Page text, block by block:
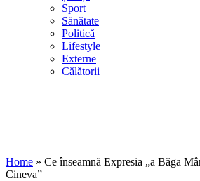
Sport
Sănătate
Politică
Lifestyle
Externe
Călătorii
Home » Ce înseamnă Expresia „a Băga
Cineva”